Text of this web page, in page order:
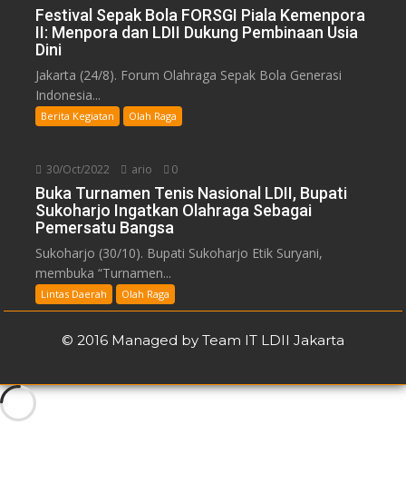
Festival Sepak Bola FORSGI Piala Kemenpora
II: Menpora dan LDII Dukung Pembinaan Usia
Dini
Jakarta (24/8). Forum Olahraga Sepak Bola Generasi
Indonesia...
Berita Kegiatan Olah Raga
30/Oct/2022 ario 0
Buka Turnamen Tenis Nasional LDII, Bupati
Sukoharjo Ingatkan Olahraga Sebagai
Pemersatu Bangsa
Sukoharjo (30/10). Bupati Sukoharjo Etik Suryani,
membuka “Turnamen...
Lintas Daerah Olah Raga
© 2016 Managed by Team IT LDII Jakarta